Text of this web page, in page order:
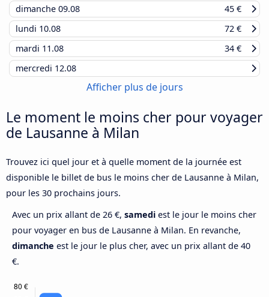
dimanche 09.08
45 €
lundi 10.08
72 €
mardi 11.08
34 €
mercredi 12.08
Afficher plus de jours
Le moment le moins cher pour voyager
de Lausanne à Milan
Trouvez ici quel jour et à quelle moment de la journée est
disponible le billet de bus le moins cher de Lausanne à Milan,
pour les 30 prochains jours.
Avec un prix allant de 26 €, samedi est le jour le moins cher
pour voyager en bus de Lausanne à Milan. En revanche,
dimanche est le jour le plus cher, avec un prix allant de 40
€.